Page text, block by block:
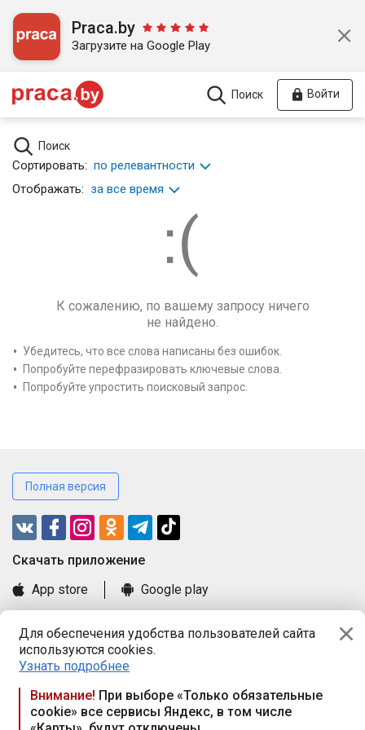
Для обеспечения удобства пользователей сайта
используются cookies.
Узнать подробнее
Внимание! При выборе «Только обязательные
cookie» все сервисы Яндекс, в том числе
Praca.by
Загрузите на Google Play
Поиск Войти
Поиск
Сортировать: по релевантности
Отображать: за все время
К сожалению, по вашему запросу ничего
не найдено.
Убедитесь, что все слова написаны без ошибок.
Попробуйте перефразировать ключевые слова.
Попробуйте упростить поисковый запрос.
Полная версия
Cкачать приложение
App store
Google play
Книга замечаний и предложений
Правила и документы
Praca.by © 2000—2026, ООО «ПРАЦА БАЙ»
Республика Беларусь, 220114, г. Минск, пр-т Независимости
117а, пом. № 9.